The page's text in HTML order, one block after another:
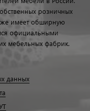
розничных
имеет обширную
официальными
мебельных фабрик.
данных